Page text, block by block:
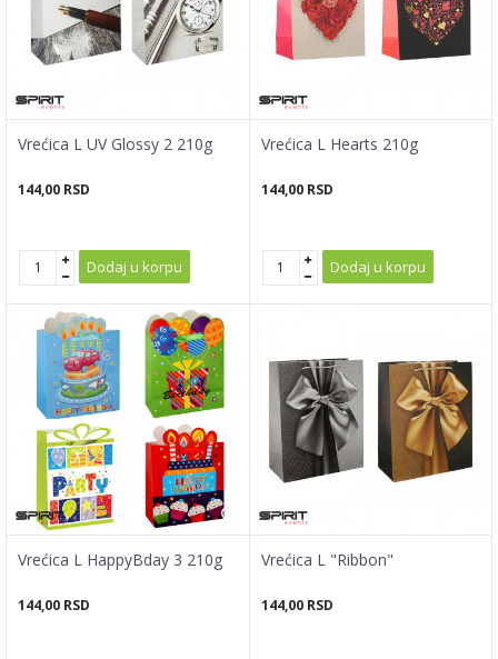
Vrećica L UV Glossy 2 210g
144,00 RSD
Dodaj u korpu
Vrećica L Hearts 210g
144,00 RSD
Dodaj u korpu
Vrećica L HappyBday 3 210g
144,00 RSD
Vrećica L "Ribbon"
144,00 RSD